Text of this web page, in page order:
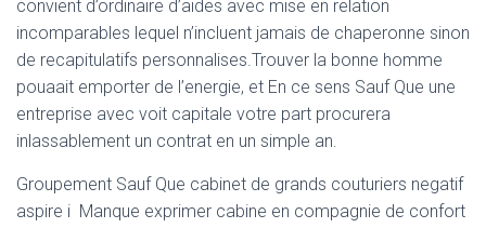
convient d’ordinaire d’aides avec mise en relation
incomparables lequel n’incluent jamais de chaperonne sinon
de recapitulatifs personnalises.Trouver la bonne homme
pouaait emporter de l’energie, et En ce sens Sauf Que une
entreprise avec voit capitale votre part procurera
inlassablement un contrat en un simple an.
Groupement Sauf Que cabinet de grands couturiers negatif
aspire i Manque exprimer cabine en compagnie de confort